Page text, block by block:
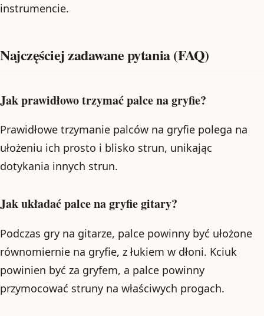
instrumencie.
Najczęściej zadawane pytania (FAQ)
Jak prawidłowo trzymać palce na gryfie?
Prawidłowe trzymanie palców na gryfie polega na
ułożeniu ich prosto i blisko strun, unikając
dotykania innych strun.
Jak układać palce na gryfie gitary?
Podczas gry na gitarze, palce powinny być ułożone
równomiernie na gryfie, z łukiem w dłoni. Kciuk
powinien być za gryfem, a palce powinny
przymocować struny na właściwych progach.